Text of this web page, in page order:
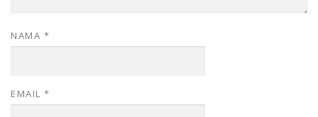
NAMA *
EMAIL *